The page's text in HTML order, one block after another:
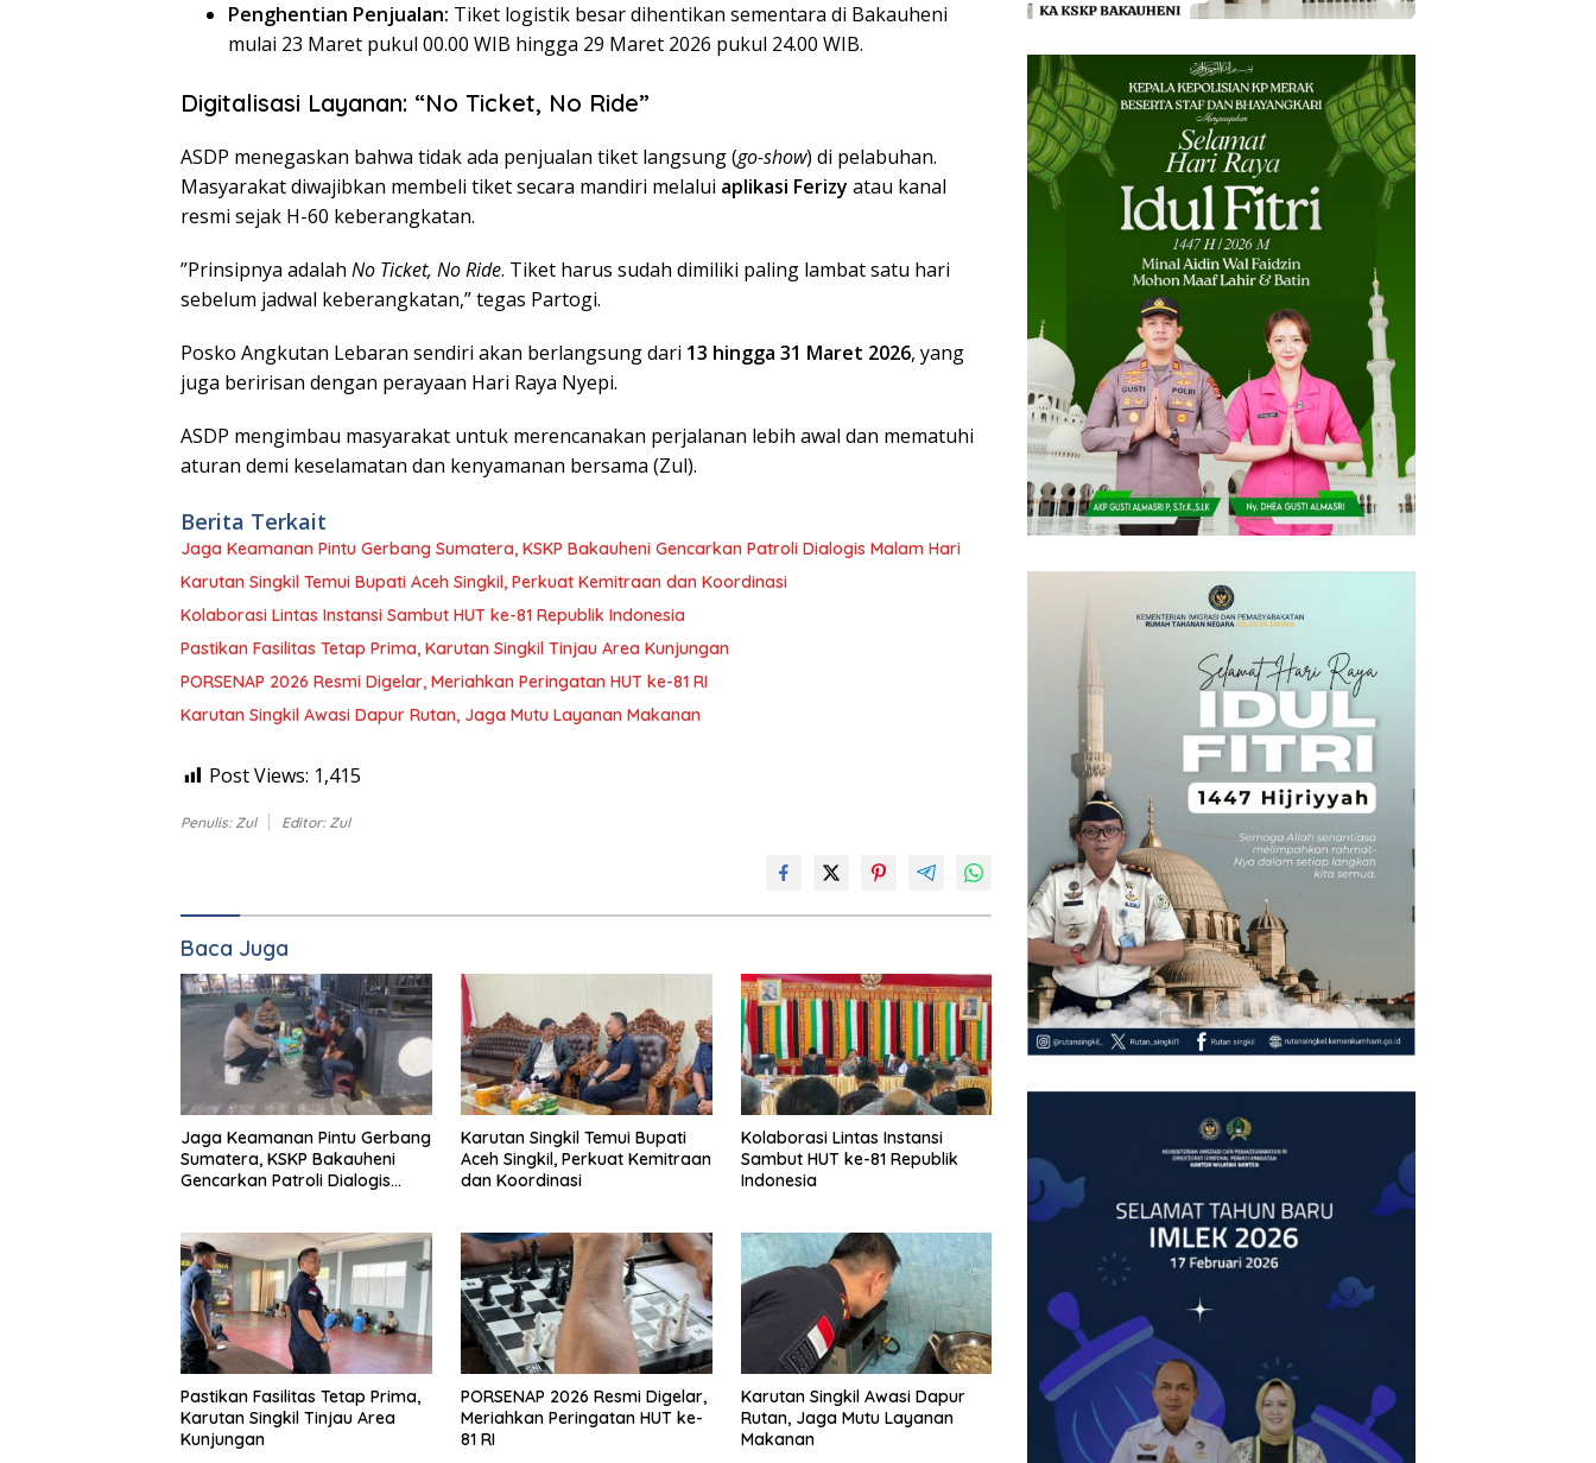
Penghentian Penjualan: Tiket logistik besar dihentikan sementara di Bakauheni
mulai 23 Maret pukul 00.00 WIB hingga 29 Maret 2026 pukul 24.00 WIB.
Digitalisasi Layanan: “No Ticket, No Ride”
​ASDP menegaskan bahwa tidak ada penjualan tiket langsung (go-show) di pelabuhan.
Masyarakat diwajibkan membeli tiket secara mandiri melalui aplikasi Ferizy atau kanal
resmi sejak H-60 keberangkatan.
​”Prinsipnya adalah No Ticket, No Ride. Tiket harus sudah dimiliki paling lambat satu hari
sebelum jadwal keberangkatan,” tegas Partogi.
​Posko Angkutan Lebaran sendiri akan berlangsung dari 13 hingga 31 Maret 2026, yang
juga beririsan dengan perayaan Hari Raya Nyepi.
ASDP mengimbau masyarakat untuk merencanakan perjalanan lebih awal dan mematuhi
aturan demi keselamatan dan kenyamanan bersama (Zul).
Berita Terkait
Jaga Keamanan Pintu Gerbang Sumatera, KSKP Bakauheni Gencarkan Patroli Dialogis Malam Hari
Karutan Singkil Temui Bupati Aceh Singkil, Perkuat Kemitraan dan Koordinasi
Kolaborasi Lintas Instansi Sambut HUT ke-81 Republik Indonesia
Pastikan Fasilitas Tetap Prima, Karutan Singkil Tinjau Area Kunjungan
PORSENAP 2026 Resmi Digelar, Meriahkan Peringatan HUT ke-81 RI
Karutan Singkil Awasi Dapur Rutan, Jaga Mutu Layanan Makanan
Post Views: 1,415
Penulis: Zul Editor: Zul
Baca Juga
Jaga Keamanan Pintu Gerbang
Sumatera, KSKP Bakauheni
Gencarkan Patroli Dialogis
Karutan Singkil Temui Bupati
Aceh Singkil, Perkuat Kemitraan
dan Koordinasi
Kolaborasi Lintas Instansi
Sambut HUT ke-81 Republik
Indonesia
Pastikan Fasilitas Tetap Prima,
Karutan Singkil Tinjau Area
Kunjungan
PORSENAP 2026 Resmi Digelar,
Meriahkan Peringatan HUT ke-
81 RI
Karutan Singkil Awasi Dapur
Rutan, Jaga Mutu Layanan
Makanan